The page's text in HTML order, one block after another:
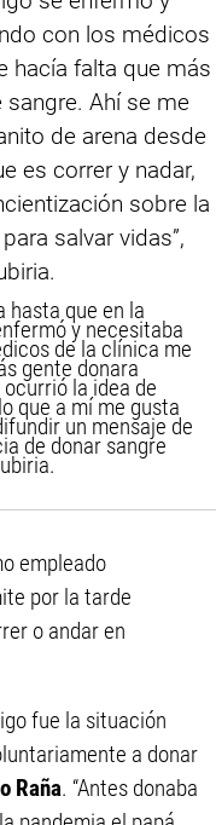
hasta que en la
y necesitaba
de la clínica me
gente donara
la idea de
que a mí me gusta
un mensaje de
de donar sangre
empleado
por la tarde
o andar en
fue la situación
a donar
Raña. “Antes donaba